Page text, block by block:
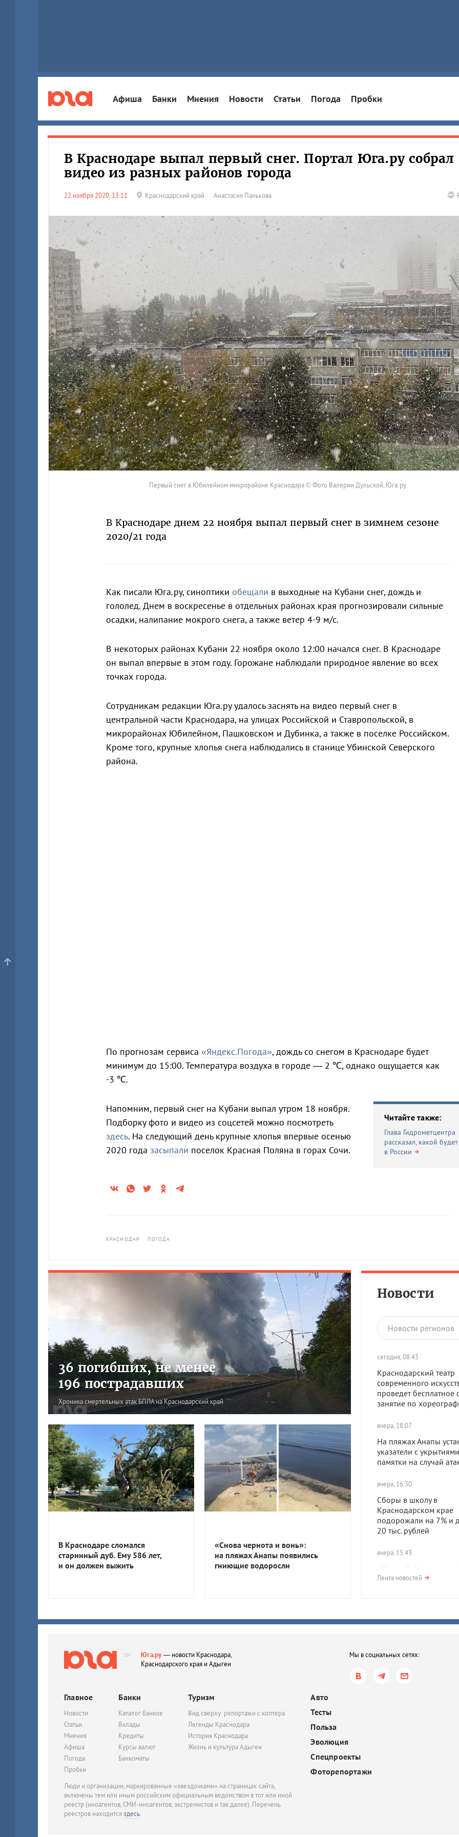
Афиша Банки Мнения Новости Статьи Погода Пробки
В Краснодаре выпал первый снег. Портал Юга.ру собрал
видео из разных районов города
22 ноября 2020, 13:11 Краснодарский край Анастасия Панькова
Первый снег в Юбилейном микрорайоне Краснодара © Фото Валерии Дульской, Юга.ру
В Краснодаре днем 22 ноября выпал первый снег в зимнем сезоне
2020/21 года
Как писали Юга.ру, синоптики обещали в выходные на Кубани снег, дождь и
гололед. Днем в воскресенье в отдельных районах края прогнозировали сильные
осадки, налипание мокрого снега, а также ветер 4-9 м/с.
В некоторых районах Кубани 22 ноября около 12:00 начался снег. В Краснодаре
он выпал впервые в этом году. Горожане наблюдали природное явление во всех
точках города.
Сотрудникам редакции Юга.ру удалось заснять на видео первый снег в
центральной части Краснодара, на улицах Российской и Ставропольской, в
микрорайонах Юбилейном, Пашковском и Дубинка, а также в поселке Российском.
Кроме того, крупные хлопья снега наблюдались в станице Убинской Северского
района.
По прогнозам сервиса «Яндекс.Погода», дождь со снегом в Краснодаре будет
минимум до 15:00. Температура воздуха в городе — 2 ℃, однако ощущается как
-3 ℃.
Читайте также:
Глава Гидрометцентра
рассказал, какой
в России
Напомним, первый снег на Кубани выпал утром 18 ноября.
Подборку фото и видео из соцсетей можно посмотреть
здесь. На следующий день крупные хлопья впервые осенью
2020 года засыпали поселок Красная Поляна в горах Сочи.
КРАСНОДАР ПОГОДА
Новости
Новости регионов
сегодня, 08:43
Краснодарский театр
современного
проведет бесплатное
занятие по
вчера, 18:07
На пляжах Анапы
указатели с
памятки на случай
вчера, 16:30
Сборы в школу в
Краснодарском крае
подорожали на 7% и
20 тыс. рублей
вчера, 15:43
«Попробуй
вкус»: в Краснодаре
вчера, 14:45
— древних жителей
вчера, 14:45
Лента новостей
36 погибших, не менее
196 пострадавших
Хроника смертельных атак БПЛА на Краснодарский край
В Краснодаре сломался
старинный дуб. Ему 586 лет,
и он должен выжить
«Снова чернота и вонь»:
на пляжах Анапы появились
гниющие водоросли
18+ Юга.ру— новости Краснодара,
Краснодарского края и Адыгеи
Мы в социальных сетях:
Главное
Новости
Статьи
Мнения
Афиша
Погода
Пробки
Банки
Каталог банков
Вклады
Кредиты
Курсы валют
Банкоматы
Туризм
Вид сверху: репортажи с коптера
Легенды Краснодара
История Краснодара
Жизнь и культура Адыгеи
Авто
Тесты
Польза
Эволюция
Спецпроекты
Фоторепортажи
Люди и организации, маркированные «звездочками» на страницах сайта,
включены тем или иным российским официальным ведомством в тот или иной
реестр (иноагентов, СМИ-иноагентов, экстремистов и так далее). Перечень
реестров находитсяздесь.